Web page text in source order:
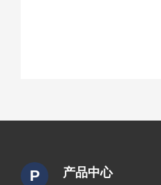
P 产品中心